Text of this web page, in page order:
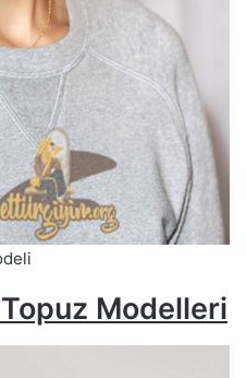
Topuz Modelleri